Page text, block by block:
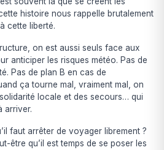
histoire nous rappelle brutalement
cette liberté.
on est aussi seuls face aux
anticiper les risques météo. Pas de
Pas de plan B en cas de
ça tourne mal, vraiment mal, on
locale et des secours… qui
arriver.
faut arrêter de voyager librement ?
être qu’il est temps de se poser les